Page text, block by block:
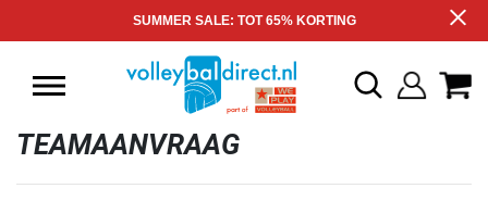
SUMMER SALE: TOT 65% KORTING
TEAMAANVRAAG